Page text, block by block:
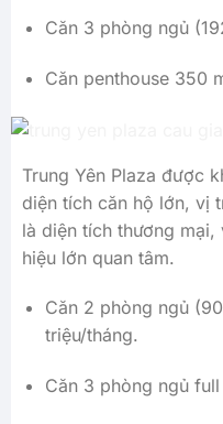
Căn 3 phòng ngủ
Căn penthouse 350
Trung Yên Plaza được
diện tích căn hộ lớn, vị
là diện tích thương
hiệu lớn quan tâm.
Căn 2 phòng ngủ
triệu/tháng.
Căn 3 phòng ngủ